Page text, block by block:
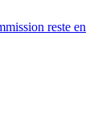
reste en